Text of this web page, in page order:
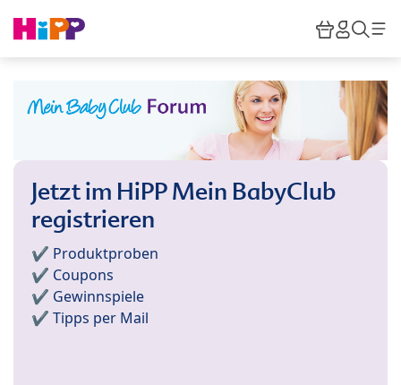
HiPP
Jetzt im HiPP Mein BabyClub
registrieren
✔️ Produktproben
✔️ Coupons
✔️ Gewinnspiele
✔️ Tipps per Mail